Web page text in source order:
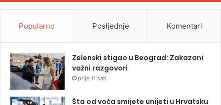
Popularno Posljednje Komentari
Zelenski stigao u Beograd: Zakazani
važni razgovori
prije 11 sati
Šta od voća smijete unijeti u Hrvatsku